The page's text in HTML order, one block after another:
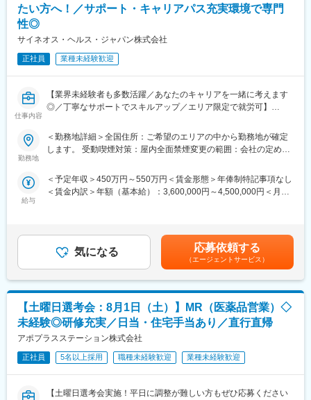
変更の範囲：会社の定める業務
てご応募ください！同期社員と一緒に集中的に研修を行い、その
後配属先に応じた製品研修を行います。
※配属は入社後に確定する予定です。
様々な研修をご用意しています。
制！》
志向性やその時の環境に応じてや「１つの領域で専門性を高め
る」「幅広い疾患をカバーできるオールラウンダーになる」「本
など幅広いキャリアプランがあります。また、弊社のマネージャ
ーのほとんどは、MRからキャリアをチェンジしているメンバーで
■MRとは主に医師や薬剤師等へ、担当製品の情報提供を行いま
す。担当施設の患者様に応じた情報提供や、担当製品の処方後の
情報収集を行います。
変更の範囲：会社の定める業務
たい方へ！／サポート・キャリアパス充実環境で専門
性◎
サイネオス・ヘルス・ジャパン株式会社
正社員 業種未経験歓迎
仕事内容
【業界未経験者も多数活躍／あなたのキャリアを一緒に考えます
◎／丁寧なサポートでスキルアップ／エリア限定で就労可】
■業務内容
医療機器の営業担当者として、基幹病院などの医師や看護師など
・身につくスキル
専門家へ提案・交渉する力を磨けます。単に説明する力だけでな
■キャリアパス：
志向性や身につけたいスキルに応じて様々なキャリアパスがあり
ます。
・1つの領域（心臓外科や整形外科など）を極める
・複数のプロジェクトに参画して経験を広げる
・本社スタッフ（プロジェクトマネージャー、採用、研修担当）
にキャリアチェンジ
など、様々な可能性を探ることができるのが大きな魅力です。
能です！配属先メーカーからオファーを受けた場合は、メーカー
勤務地
＜勤務地詳細＞全国住所：ご希望のエリアの中から勤務地が確定
します。 受動喫煙対策：屋内全面禁煙変更の範囲：会社の定める
給与
＜予定年収＞450万円～550万円＜賃金形態＞年俸制特記事項なし
＜賃金内訳＞年額（基本給）：3,600,000円～4,500,000円＜月額
として、同社が拠出します賃金はあくまでも目安の金額であり、
選考を通じて上下する可能性があります。月給(月額)は固定手当を
含めた表記です。
気になる 応募依頼する
（エージェントサービス）
【土曜日選考会：8月1日（土）】MR（医薬品営業）◇
未経験◎研修充実／日当・住宅手当あり／直行直帰
アポプラスステーション株式会社
正社員 5名以上採用 職種未経験歓迎 業種未経験歓迎
【土曜日選考会実施！平日に調整が難しい方もぜひ応募ください